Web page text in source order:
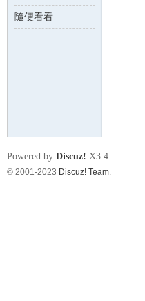
隨便看看
Powered by Discuz! X3.4
© 2001-2023 Discuz! Team.